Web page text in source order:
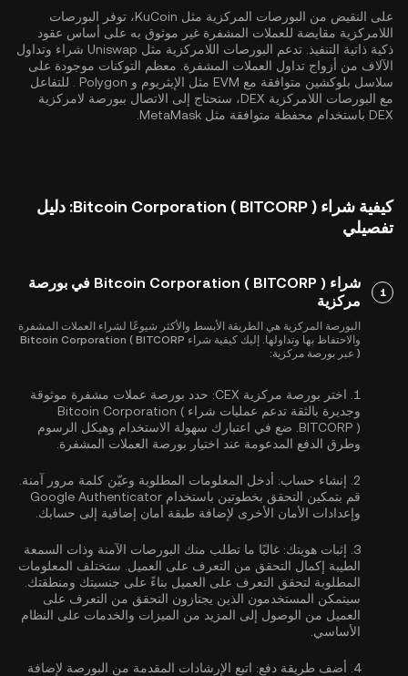
على النقيض من البورصات المركزية مثل KuCoin، توفر البورصات
اللامركزية مقايضة للعملات المشفرة غير موثوق به على أساس عقود
ذكية ذاتية التنفيذ. تدعم البورصات اللامركزية مثل Uniswap شراء وتداول
الآلاف من أزواج تداول العملات المشفرة. معظم التوكنات موجودة على
سلاسل بلوكشين متوافقة مع EVM مثل
الإيثريوم و
. للتفاعل
مع البورصات اللامركزية DEX، ستحتاج إلى الاتصال ببورصة لامركزية
DEX باستخدام محفظة متوافقة مثل MetaMask.
كيفية شراء Bitcoin Corporation ( BITCORP ): دليل
تفصيلي
1
شراء Bitcoin Corporation ( BITCORP ) في بورصة
مركزية
البورصة المركزية هي الطريقة الأبسط والأكثر شيوعًا لشراء العملات المشفرة
والاحتفاظ بها وتداولها. إليك كيفية شراء Bitcoin Corporation ( BITCORP
) عبر بورصة مركزية:
1. اختر بورصة مركزية CEX:
حدد بورصة عملات مشفرة موثوقة
وجديرة بالثقة تدعم عمليات شراء Bitcoin Corporation (
BITCORP ). ضع في اعتبارك سهولة الاستخدام وهيكل الرسوم
وطرق الدفع المدعومة عند اختيار بورصة العملات المشفرة.
2. إنشاء حساب: أدخل المعلومات المطلوبة وعيّن كلمة مرور آمنة.
قم بتمكين التحقق بخطوتين باستخدام Google Authenticator
وإعدادات الأمان الأخرى لإضافة طبقة أمان إضافية إلى حسابك.
3. إثبات هويتك: غالبًا ما تطلب منك البورصات الآمنة وذات السمعة
الطيبة إكمال التحقق من التعرف على العميل . ستختلف المعلومات
المطلوبة لتحقق التعرف على العميل بناءً على جنسيتك ومنطقتك.
سيتمكن المستخدمون الذين يجتازون التحقق من التعرف على
العميل من الوصول إلى المزيد من الميزات والخدمات على النظام
الأساسي.
4. أضف طريقة دفع: اتبع الإرشادات المقدمة من البورصة لإضافة